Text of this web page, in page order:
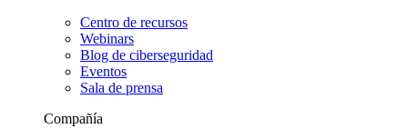
Centro de recursos
Webinars
Blog de ciberseguridad
Eventos
Sala de prensa
Compañía